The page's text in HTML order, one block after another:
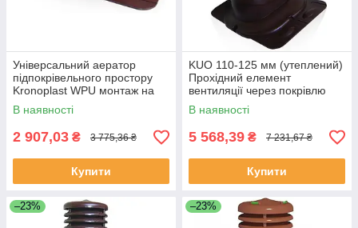
Універсальний аератор
підпокрівельного простору
Kronoplast WPU монтаж на
будь-який тип покриття 150
мм
В наявності
2 907,03 ₴ 3 775,36 ₴
Купити
KUO 110-125 мм (утеплений)
Прохідний елемент
вентиляції через покрівлю
для монтажу на будь-який
тип покриття
В наявності
5 568,39 ₴ 7 231,67 ₴
Купити
–23% –23%